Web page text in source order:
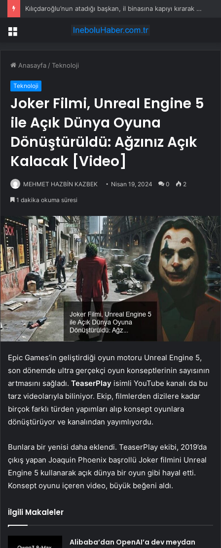
Nazilli’de Uyuşturucu Operasyonu: Bir Tutuklama
Menü
Anasayfa /Teknoloji
Teknoloji
Joker Filmi, Unreal Engine 5
ile Açık Dünya Oyuna
Dönüştürüldü: Ağzınız Açık
Kalacak [Video]
MEHMET HAZBİN KAZBEK Nisan 19, 2024 0 2
1 dakika okuma süresi
Epic Games’in geliştirdiği oyun motoru Unreal Engine 5,
son dönemde ultra gerçekçi oyun konseptlerinin sayısının
artmasını sağladı. TeaserPlay isimli YouTube kanalı da bu
tarz videolarıyla biliniyor. Ekip, filmlerden dizilere kadar
birçok farklı türden yapımları alıp konsept oyunlara
dönüştürüyor ve kanalından yayımlıyordu.
Bunlara bir yenisi daha eklendi. TeaserPlay ekibi, 2019’da
çıkış yapan Joaquin Phoenix başrollü Joker filmini Unreal
Engine 5 kullanarak açık dünya bir oyun gibi hayal etti.
Konsept oyunu içeren video, büyük beğeni aldı.
İlgili Makaleler
Alibaba’dan OpenAI’a dev meydan